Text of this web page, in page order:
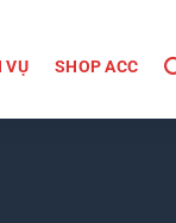
VỤ SHOP ACC